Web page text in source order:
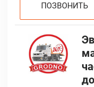
ПОЗВОНИТЬ